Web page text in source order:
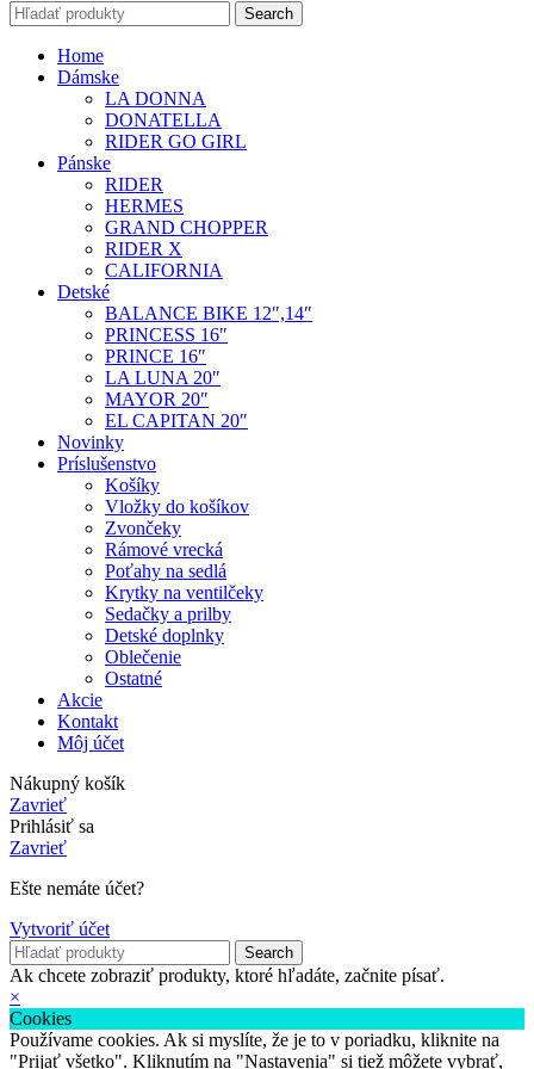
Search
Home
Dámske
LA DONNA
DONATELLA
RIDER GO GIRL
Pánske
RIDER
HERMES
GRAND CHOPPER
RIDER X
CALIFORNIA
Detské
BALANCE BIKE 12″,14″
PRINCESS 16″
PRINCE 16″
LA LUNA 20″
MAYOR 20″
EL CAPITAN 20″
Novinky
Príslušenstvo
Košíky
Vložky do košíkov
Zvončeky
Rámové vrecká
Poťahy na sedlá
Krytky na ventilčeky
Sedačky a prilby
Detské doplnky
Oblečenie
Ostatné
Akcie
Kontakt
Môj účet
Nákupný košík
Zavrieť
Prihlásiť sa
Zavrieť
Ešte nemáte účet?
Vytvoriť účet
Search
Ak chcete zobraziť produkty, ktoré hľadáte, začnite písať.
×
Cookies
Používame cookies. Ak si myslíte, že je to v poriadku, kliknite na
"Prijať všetko". Kliknutím na "Nastavenia" si tiež môžete vybrať,